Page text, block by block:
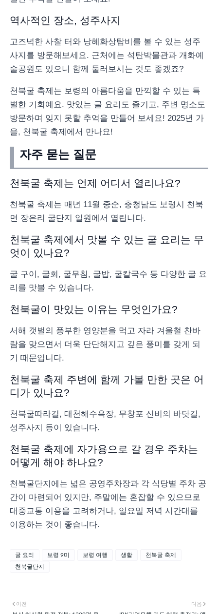
역사적인 장소, 성주사지
고즈넉한 사찰 터와 낭혜화상탑비를 볼 수 있는 성주
사지를 방문해보세요. 근처에는 석탄박물관과 개화예
술공원도 있으니 함께 둘러보시는 것도 좋겠죠?
천북굴 축제는 보령의 아름다움을 만끽할 수 있는 특
별한 기회예요. 맛있는 굴 요리도 즐기고, 주변 명소도
방문하며 잊지 못할 추억을 만들어 보세요! 2025년 가
을, 천북굴 축제에서 만나요!
자주 묻는 질문
천북굴 축제는 언제 어디서 열리나요?
천북굴 축제는 매년 11월 중순, 충청남도 보령시 천북
면 장은리 굴단지 일원에서 열립니다.
천북굴 축제에서 맛볼 수 있는 굴 요리는 무
엇이 있나요?
굴 구이, 굴회, 굴무침, 굴밥, 굴칼국수 등 다양한 굴 요
리를 맛볼 수 있습니다.
천북굴이 맛있는 이유는 무엇인가요?
서해 갯벌의 풍부한 영양분을 먹고 자라 겨울철 찬바
람을 맞으면서 더욱 단단해지고 깊은 풍미를 갖게 되
기 때문입니다.
천북굴 축제 주변에 함께 가볼 만한 곳은 어
디가 있나요?
천북굴따라길, 대천해수욕장, 무창포 신비의 바닷길,
성주사지 등이 있습니다.
천북굴 축제에 자가용으로 갈 경우 주차는
어떻게 해야 하나요?
천북굴단지에는 넓은 공영주차장과 각 식당별 주차 공
간이 마련되어 있지만, 주말에는 혼잡할 수 있으므로
대중교통 이용을 고려하거나, 일요일 저녁 시간대를
이용하는 것이 좋습니다.
굴 요리 보령 9미 보령 여행 생활
천북굴 축제
천북굴단지
다음
이전